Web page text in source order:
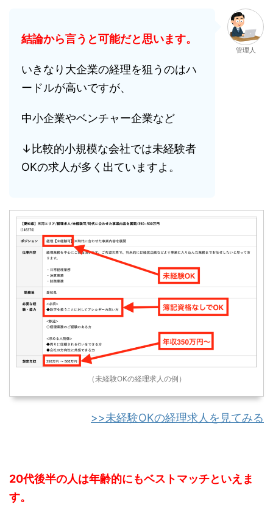
結論から言うと可能だと思います。
いきなり大企業の経理を狙うのはハ
ードルが高いですが、
中小企業やベンチャー企業など
↓比較的小規模な会社では未経験者
OKの求人が多く出ていますよ。
管理人
（未経験OKの経理求人の例）
>>未経験OKの経理求人を見てみる
20代後半の人は年齢的にもベストマッチといえま
す。